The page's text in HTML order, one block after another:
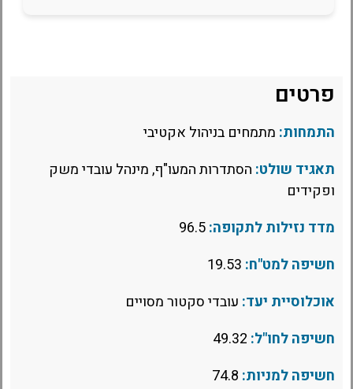
פרטים
התמחות: מתמחים בניהול אקטיבי
תאגיד שולט: הסתדרות המעו"ף, מינהל עובדי משק
ופקידים
מדד נזילות לתקופה:
חשיפה למט"ח:
אוכלוסיית יעד: עובדי סקטור מסויים
חשיפה לחו"ל:
חשיפה למניות: